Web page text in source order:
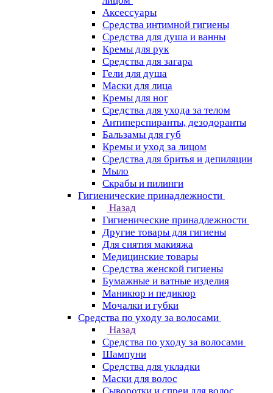
Аксессуары
Средства интимной гигиены
Средства для душа и ванны
Кремы для рук
Средства для загара
Гели для душа
Маски для лица
Кремы для ног
Средства для ухода за телом
Антиперспиранты, дезодоранты
Бальзамы для губ
Кремы и уход за лицом
Средства для бритья и депиляции
Мыло
Скрабы и пилинги
Гигиенические принадлежности
Назад
Гигиенические принадлежности
Другие товары для гигиены
Для снятия макияжа
Медицинские товары
Средства женской гигиены
Бумажные и ватные изделия
Маникюр и педикюр
Мочалки и губки
Средства по уходу за волосами
Назад
Средства по уходу за волосами
Шампуни
Средства для укладки
Маски для волос